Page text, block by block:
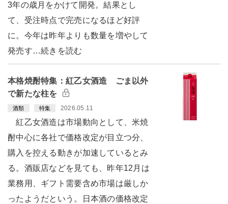
3年の歳月をかけて開発。結果とし
て、受注時点で完売になるほど好評
に。今年は昨年よりも数量を増やして
発売す…続きを読む
本格焼酎特集：紅乙女酒造 ごま以外
で新たな柱を
酒類 特集 2026.05.11
紅乙女酒造は市場動向として、米焼
酎中心に各社で価格改定が目立つ分、
購入を控える動きが加速しているとみ
る。酒販店などを見ても、昨年12月は
業務用、ギフト需要含め市場は厳しか
ったようだという。日本酒の価格改定